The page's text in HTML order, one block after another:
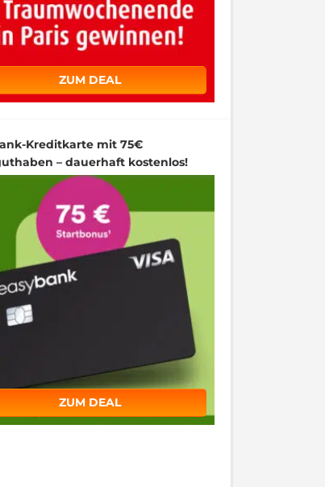
ZUM DEAL
Kreditkarte mit 75€
– dauerhaft kostenlos!
ZUM DEAL